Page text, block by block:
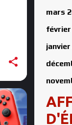
mars
février
janvier